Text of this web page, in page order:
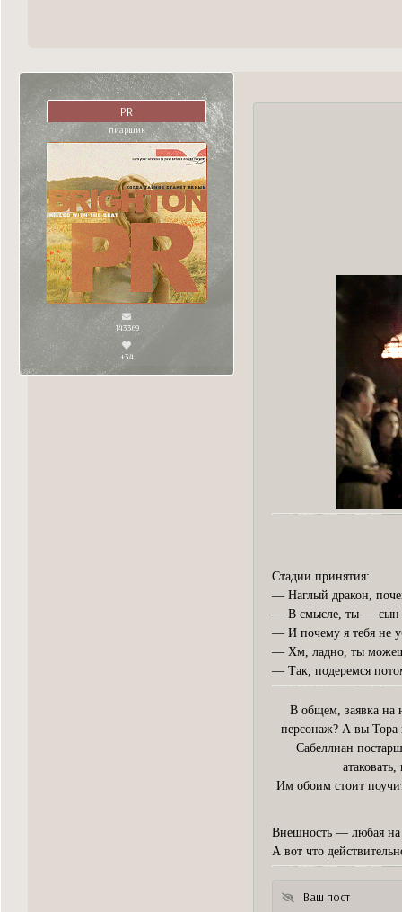
PR
пиарщик
143369
+34
Стадии принятия:
— Наглый дракон,
— В смысле, ты — сын
— И почему я тебя не
— Хм, ладно, ты
— Так, подеремся
В общем, заявка на
персонаж? А вы Тора
Сабеллиан
Им обоим стоит
Внешность — любая на
А вот что
Ваш пост